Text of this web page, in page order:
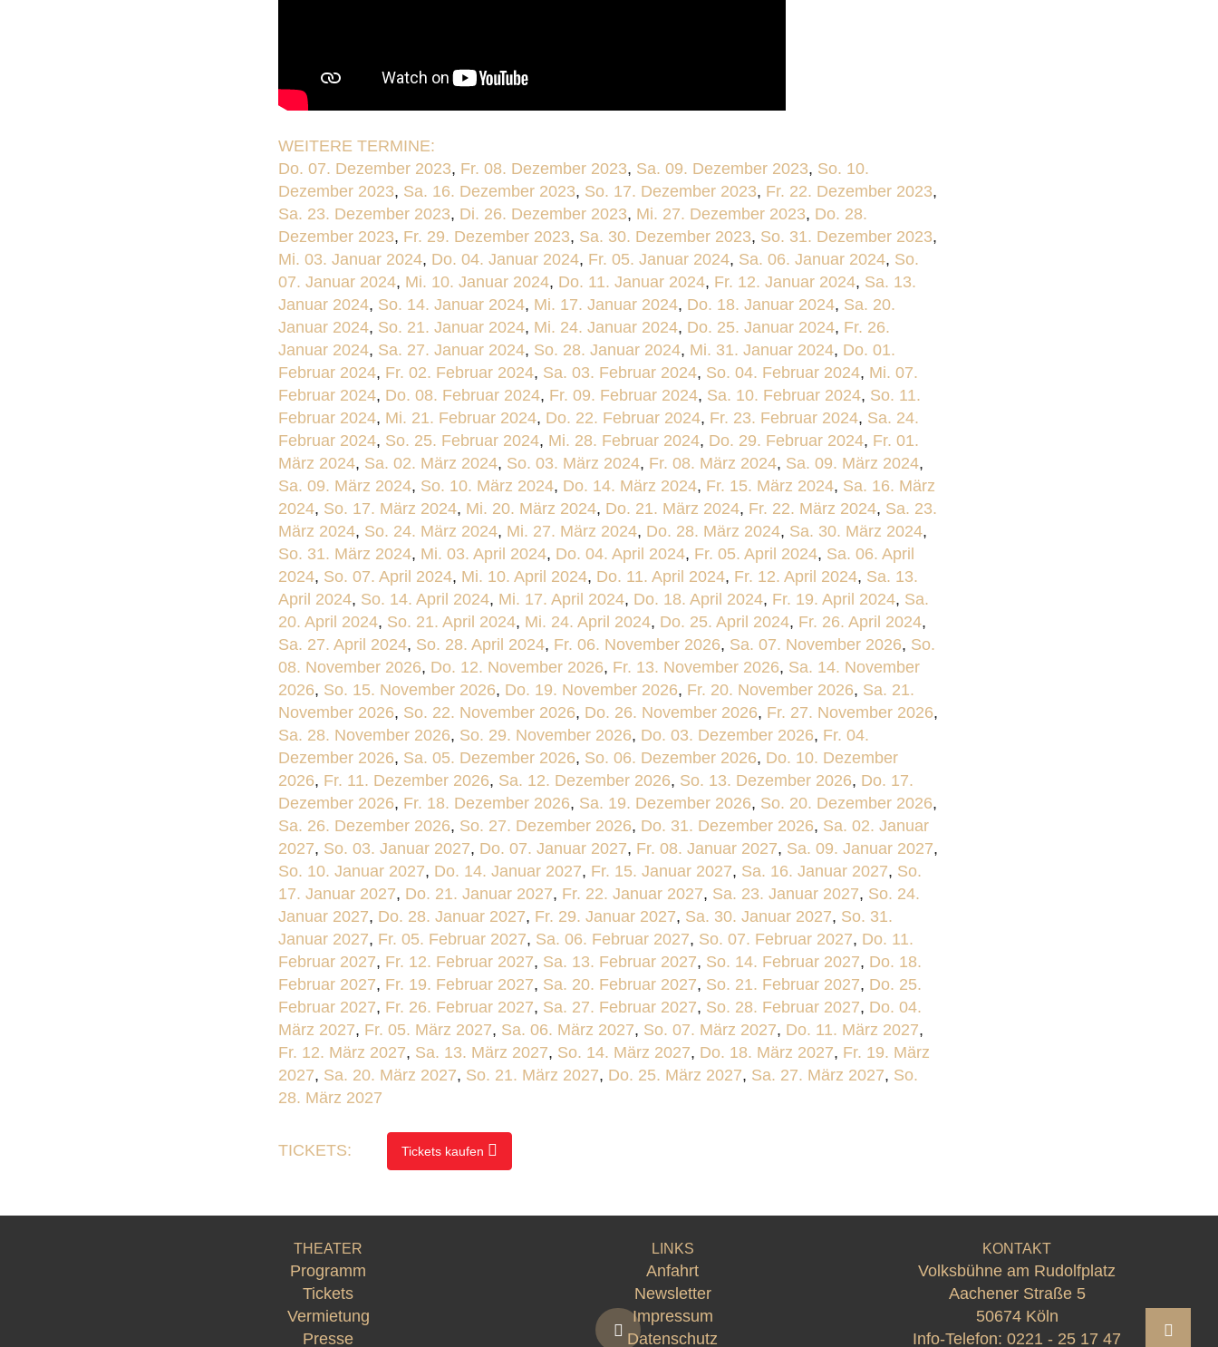
WEITERE TERMINE:
Do. 07. Dezember 2023, Fr. 08. Dezember 2023, Sa. 09. Dezember 2023, So. 10.
Dezember 2023, Sa. 16. Dezember 2023, So. 17. Dezember 2023, Fr. 22. Dezember 2023,
Sa. 23. Dezember 2023, Di. 26. Dezember 2023, Mi. 27. Dezember 2023, Do. 28.
Dezember 2023, Fr. 29. Dezember 2023, Sa. 30. Dezember 2023, So. 31. Dezember 2023,
Mi. 03. Januar 2024, Do. 04. Januar 2024, Fr. 05. Januar 2024, Sa. 06. Januar 2024, So.
07. Januar 2024, Mi. 10. Januar 2024, Do. 11. Januar 2024, Fr. 12. Januar 2024, Sa. 13.
Januar 2024, So. 14. Januar 2024, Mi. 17. Januar 2024, Do. 18. Januar 2024, Sa. 20.
Januar 2024, So. 21. Januar 2024, Mi. 24. Januar 2024, Do. 25. Januar 2024, Fr. 26.
Januar 2024, Sa. 27. Januar 2024, So. 28. Januar 2024, Mi. 31. Januar 2024, Do. 01.
Februar 2024, Fr. 02. Februar 2024, Sa. 03. Februar 2024, So. 04. Februar 2024, Mi. 07.
Februar 2024, Do. 08. Februar 2024, Fr. 09. Februar 2024, Sa. 10. Februar 2024, So. 11.
Februar 2024, Mi. 21. Februar 2024, Do. 22. Februar 2024, Fr. 23. Februar 2024, Sa. 24.
Februar 2024, So. 25. Februar 2024, Mi. 28. Februar 2024, Do. 29. Februar 2024, Fr. 01.
März 2024, Sa. 02. März 2024, So. 03. März 2024, Fr. 08. März 2024, Sa. 09. März 2024,
Sa. 09. März 2024, So. 10. März 2024, Do. 14. März 2024, Fr. 15. März 2024, Sa. 16. März
2024, So. 17. März 2024, Mi. 20. März 2024, Do. 21. März 2024, Fr. 22. März 2024, Sa. 23.
März 2024, So. 24. März 2024, Mi. 27. März 2024, Do. 28. März 2024, Sa. 30. März 2024,
So. 31. März 2024, Mi. 03. April 2024, Do. 04. April 2024, Fr. 05. April 2024, Sa. 06. April
2024, So. 07. April 2024, Mi. 10. April 2024, Do. 11. April 2024, Fr. 12. April 2024, Sa. 13.
April 2024, So. 14. April 2024, Mi. 17. April 2024, Do. 18. April 2024, Fr. 19. April 2024, Sa.
20. April 2024, So. 21. April 2024, Mi. 24. April 2024, Do. 25. April 2024, Fr. 26. April 2024,
Sa. 27. April 2024, So. 28. April 2024, Fr. 06. November 2026, Sa. 07. November 2026, So.
08. November 2026, Do. 12. November 2026, Fr. 13. November 2026, Sa. 14. November
2026, So. 15. November 2026, Do. 19. November 2026, Fr. 20. November 2026, Sa. 21.
November 2026, So. 22. November 2026, Do. 26. November 2026, Fr. 27. November 2026,
Sa. 28. November 2026, So. 29. November 2026, Do. 03. Dezember 2026, Fr. 04.
Dezember 2026, Sa. 05. Dezember 2026, So. 06. Dezember 2026, Do. 10. Dezember
2026, Fr. 11. Dezember 2026, Sa. 12. Dezember 2026, So. 13. Dezember 2026, Do. 17.
Dezember 2026, Fr. 18. Dezember 2026, Sa. 19. Dezember 2026, So. 20. Dezember 2026,
Sa. 26. Dezember 2026, So. 27. Dezember 2026, Do. 31. Dezember 2026, Sa. 02. Januar
2027, So. 03. Januar 2027, Do. 07. Januar 2027, Fr. 08. Januar 2027, Sa. 09. Januar 2027,
So. 10. Januar 2027, Do. 14. Januar 2027, Fr. 15. Januar 2027, Sa. 16. Januar 2027, So.
17. Januar 2027, Do. 21. Januar 2027, Fr. 22. Januar 2027, Sa. 23. Januar 2027, So. 24.
Januar 2027, Do. 28. Januar 2027, Fr. 29. Januar 2027, Sa. 30. Januar 2027, So. 31.
Januar 2027, Fr. 05. Februar 2027, Sa. 06. Februar 2027, So. 07. Februar 2027, Do. 11.
Februar 2027, Fr. 12. Februar 2027, Sa. 13. Februar 2027, So. 14. Februar 2027, Do. 18.
Februar 2027, Fr. 19. Februar 2027, Sa. 20. Februar 2027, So. 21. Februar 2027, Do. 25.
Februar 2027, Fr. 26. Februar 2027, Sa. 27. Februar 2027, So. 28. Februar 2027, Do. 04.
März 2027, Fr. 05. März 2027, Sa. 06. März 2027, So. 07. März 2027, Do. 11. März 2027,
Fr. 12. März 2027, Sa. 13. März 2027, So. 14. März 2027, Do. 18. März 2027, Fr. 19. März
2027, Sa. 20. März 2027, So. 21. März 2027, Do. 25. März 2027, Sa. 27. März 2027, So.
28. März 2027
TICKETS: Tickets kaufen
THEATER
Programm
Tickets
Vermietung
Presse
LINKS
Anfahrt
Newsletter
Impressum
Datenschutz
KONTAKT
Volksbühne am Rudolfplatz
Aachener Straße 5
50674 Köln
Info-Telefon: 0221 - 25 17 47